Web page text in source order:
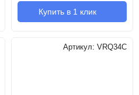
Купить в 1 клик
Артикул: VRQ34C